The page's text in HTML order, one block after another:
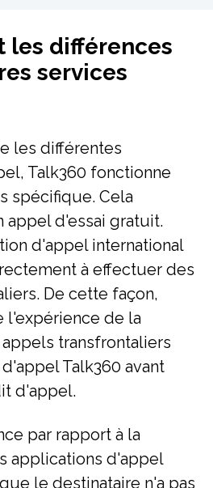
les différences
services
les différentes
Talk360 fonctionne
spécifique. Cela
appel d'essai gratuit.
d'appel international
à effectuer des
De cette façon,
l'expérience de la
transfrontaliers
Talk360 avant
d'appel.
par rapport à la
applications d'appel
le destinataire n'a pas